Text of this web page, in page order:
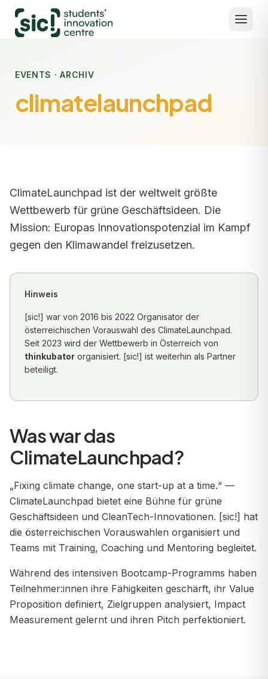
EVENTS · ARCHIV
climatelaunchpad
ClimateLaunchpad ist der weltweit größte
Wettbewerb für grüne Geschäftsideen. Die
Mission: Europas Innovationspotenzial im Kampf
gegen den Klimawandel freizusetzen.
Hinweis
[sic!] war von 2016 bis 2022 Organisator der
österreichischen Vorauswahl des ClimateLaunchpad.
Seit 2023 wird der Wettbewerb in Österreich von
thinkubator organisiert. [sic!] ist weiterhin als Partner
beteiligt.
Was war das
ClimateLaunchpad?
„Fixing climate change, one start-up at a time.“ —
ClimateLaunchpad bietet eine Bühne für grüne
Geschäftsideen und CleanTech-Innovationen. [sic!] hat
die österreichischen Vorauswahlen organisiert und
Teams mit Training, Coaching und Mentoring begleitet.
Während des intensiven Bootcamp-Programms haben
Teilnehmer:innen ihre Fähigkeiten geschärft, ihr Value
Proposition definiert, Zielgruppen analysiert, Impact
Measurement gelernt und ihren Pitch perfektioniert.